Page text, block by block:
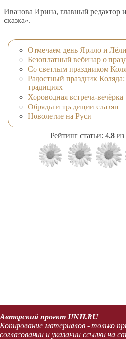
Иванова Ирина, главный редактор
сказка».
Отмечаем день Ярило и Лёли
Безоплатный вебинар о
Со светлым праздником
Радостный праздник Коляда:
традициях
Хороводная встреча-вечёрка
Обряды и традиции славян
Новолетие на Руси
Рейтинг статьи: 4.8 из
Авторский проект HNH.RU
Копирование материалов - только
согласовании и указании ссылки на